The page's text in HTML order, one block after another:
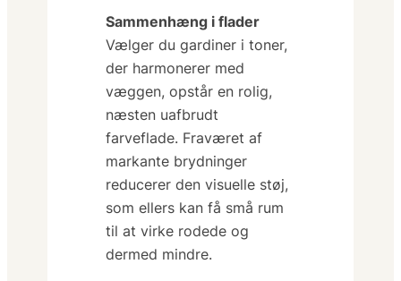
Sammenhæng i flader
Vælger du gardiner i toner,
der harmonerer med
væggen, opstår en rolig,
næsten uafbrudt
farveflade. Fraværet af
markante brydninger
reducerer denvisuelle støj,
som ellers kan få små rum
til at virke rodede og
dermed mindre.